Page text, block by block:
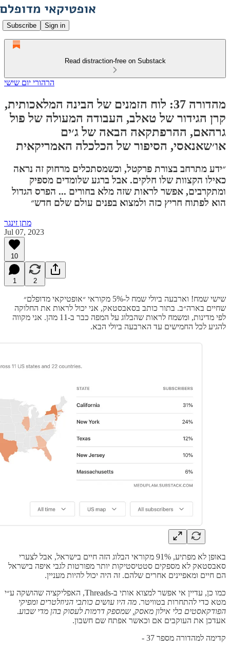
Subscribe Sign in
Read distraction-free on Substack
הרהורי יום שישי
מהדורה 37: לוח הזמנים של הבינה המלאכותית,
קרן הגידור של טאלב, העבודה המעולה של פול
גרהאם, ההרפתקאה הבאה של ג׳ים
או׳שאנאסי, הסיפור של הכלכלה האמריקאית
״ידע מתרחב בצורת פרקטל, וכשמסתכלים מרחוק זה נראה
כאילו הקצוות שלו חלקים. אבל ברגע שלומדים מספיק
ומתקרבים, אפשר לראות שזה מלא בחורים ... הפרס הגדול
הוא לפתוח חריץ כזה ולמצוא בפנים עולם שלם חדש״
מתן זינגר
Jul 07, 2023
10
1 2
שישי שמח! וארבעה ביולי שמח ל-5% מקוראי ״אופטיקאי מדופלם״
שחיים בארה״ב. בתור כותב בסאבסטאק, אני יכול לראות את החלוקה
לפי מדינות, ומשמח לראות שהבלוג על המפה כבר ב-11 מהן. אני מקווה
להגיע לכל החמישים עד הארבעה ביולי הבא.
באופן לא מפתיע, 91% מקוראי הבלוג הזה חיים בישראל, אבל לצערי
סאבסטאק לא מספקים סטטיסטיקות יותר מפורטות לגבי איפה בישראל
הם חיים ומאפיינים אחרים שלהם. זה היה יכול להיות מעניין.
כמו כן, עדיין אי אפשר למצוא אותי ב-Threads, האפליקציה שהושקה ע״י
מטא כדי להתחרות בטוויטר. מה היו עושים כותבי הניוזלטרים ומפיקי
הפודקאסטים בלי אילון מאסק, שמספק דרמות לעסוק בהן מדי שבוע.
אעדכן את העוקבים אם וכאשר אפתח שם חשבון.
קדימה למהדורה מספר 37 -